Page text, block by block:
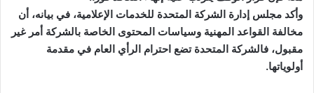
وأكد مجلس إدارة الشركة المتحدة للخدمات الإعلامية، في بيانه، أن
مخالفة القواعد المهنية وسياسات المحتوى الخاصة بالشركة أمر غير
مقبول، فالشركة المتحدة تضع احترام الرأي العام في مقدمة
أولوياتها.